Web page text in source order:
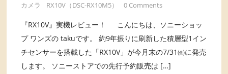
カメラ
RX10V（DSC-RX10M5） 0 Comments
『RX10V』実機レビュー！ こんにちは、ソニーショッ
プ ワンズの takuです。 約9年振りに刷新した積層型1イン
チセンサーを搭載した「RX10V」が今月末の7/31㈮に発売
します。 ソニーストアでの先行予約販売は […]